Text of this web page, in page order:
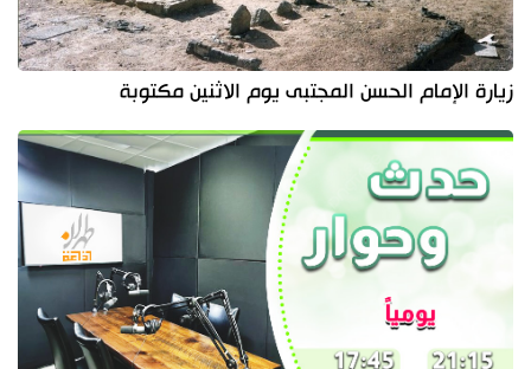
زيارة الإمام الحسن المجتبى يوم الاثنين مكتوبة